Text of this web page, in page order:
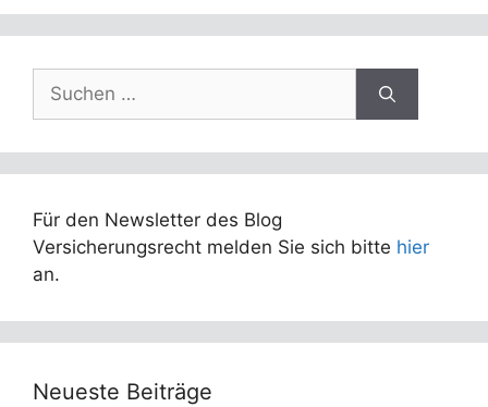
Suchen
nach:
Für den Newsletter des Blog
Versicherungsrecht melden Sie sich bitte hier
an.
Neueste Beiträge